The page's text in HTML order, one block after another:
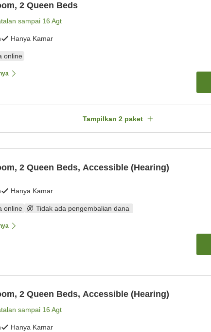
2 Queen Beds
sampai 16 Agt
Hanya Kamar
online
Tampilkan 2 paket
2 Queen Beds, Accessible (Hearing)
Hanya Kamar
online Tidak ada pengembalian dana
2 Queen Beds, Accessible (Hearing)
sampai 16 Agt
Hanya Kamar